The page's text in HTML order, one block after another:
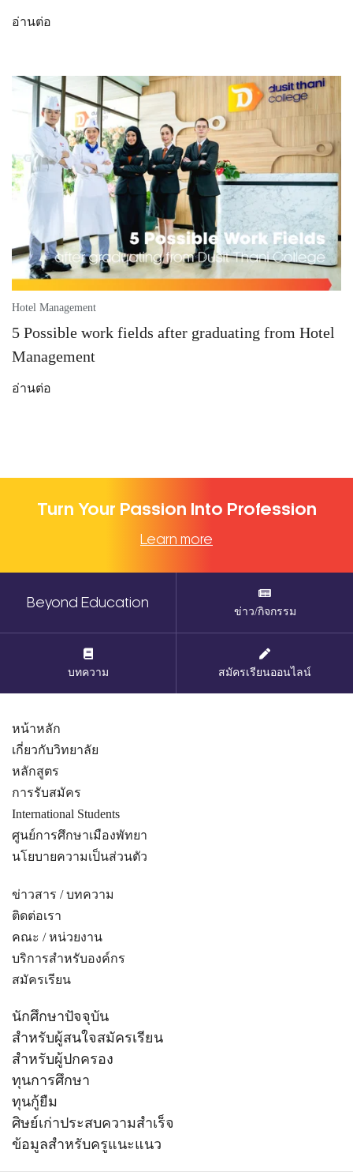
อ่านต่อ
Hotel Management
5 Possible work fields after graduating from Hotel
Management
อ่านต่อ
Turn Your Passion Into Profession
Learn more
Beyond Education
ข่าว/กิจกรรม
บทความ สมัครเรียนออนไลน์
หน้าหลัก
เกี่ยวกับวิทยาลัย
หลักสูตร
การรับสมัคร
International Students
ศูนย์การศึกษาเมืองพัทยา
นโยบายความเป็นส่วนตัว
ข่าวสาร / บทความ
ติดต่อเรา
คณะ / หน่วยงาน
บริการสำหรับองค์กร
สมัครเรียน
นักศึกษาปัจจุบัน
สำหรับผู้สนใจสมัครเรียน
สำหรับผู้ปกครอง
ทุนการศึกษา
ทุนกู้ยืม
ศิษย์เก่าประสบความสำเร็จ
ข้อมูลสำหรับครูแนะแนว